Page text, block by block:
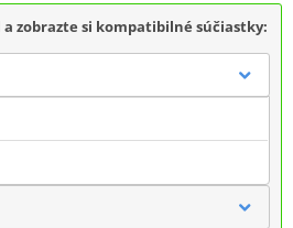
zobrazte si kompatibilné súčiastky: